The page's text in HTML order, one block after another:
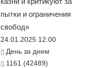
пытки и ограничения
свобод»
24.01.2025 12:00
День за днем
1161 (42489)